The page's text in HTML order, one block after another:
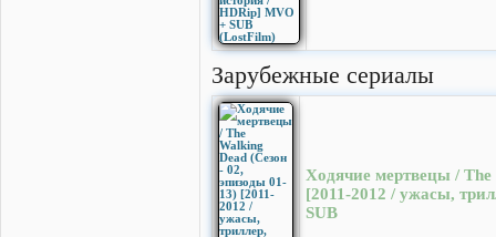
Зарубежные сериалы
Ходячие мертвецы /
[2011-2012 / ужасы,
SUB